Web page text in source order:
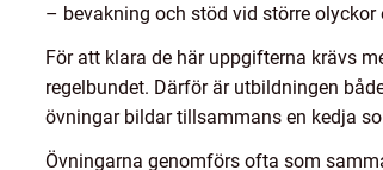
– bevakning och stöd vid större olyckor
För att klara de här uppgifterna krävs
regelbundet. Därför är utbildningen
övningar bildar tillsammans en kedja
Övningarna genomförs ofta som